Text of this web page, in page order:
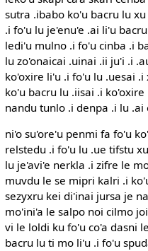
sutra .ibabo ko'u bacru lu
.i fo'u lu je'enu'e .ai li'u
ledi'u mulno .i fo'u cinba .i
lu zo'onaicai .uinai .ii ju'i .i
ko'oxire li'u .i fo'u lu .uesai
ko'u bacru lu .iisai .i
nandu tunlo .i denpa .i lu
ni'o su'ore'u penmi fa fo'u
relstedu .i fo'u lu .ue tifstu
lu je'avi'e nerkla .i zifre le
muvdu le se mipri kalri .i
sezyxru kei di'inai jursa je
mo'ini'a le salpo noi cilmo
vi le loldi ku fo'u co'a dasni
bacru lu ti mo li'u .i fo'u